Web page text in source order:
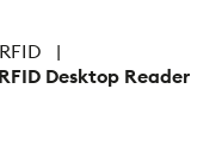
Desktop Reader